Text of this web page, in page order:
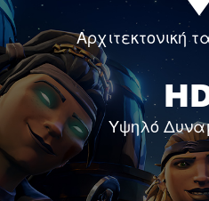
Αρχιτεκτονική
Υψηλό